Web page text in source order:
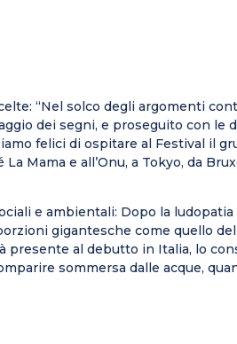
“Nel solco degli argomenti
dei segni, e proseguito con le
felici di ospitare al Festival il
Mama e all’Onu, a Tokyo, da
e ambientali: Dopo la ludopatia
gigantesche come quello
presente al debutto in Italia, lo
sommersa dalle acque,